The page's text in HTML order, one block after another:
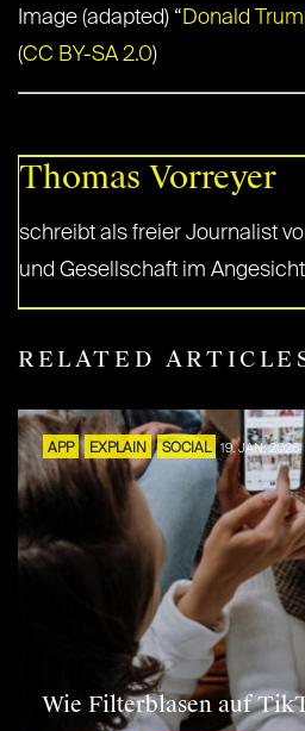
Image (adapted) “Donald
(CC BY-SA 2.0)
Thomas Vorreyer
schreibt als freier Journalist
und Gesellschaft im
RELATED
APP EXPLAIN SOCIAL 19. JAN. 2026
Wie Filterblasen auf